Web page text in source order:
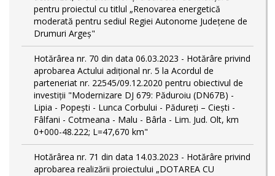
pentru proiectul cu titlul „Renovarea energetică
moderată pentru sediul Regiei Autonome Județene de
Drumuri Argeș"
Hotărârea nr. 70 din data 06.03.2023 - Hotărâre privind
aprobarea Actului adițional nr. 5 la Acordul de
parteneriat nr. 22545/09.12.2020 pentru obiectivul de
investiții "Modernizare DJ 679: Păduroiu (DN67B) -
Lipia - Popești - Lunca Corbului - Pădureți – Ciești -
Fâlfani - Cotmeana - Malu - Bârla - Lim. Jud. Olt, km
0+000-48.222; L=47,670 km"
Hotărârea nr. 71 din data 14.03.2023 - Hotărâre privind
aprobarea realizării proiectului „DOTAREA CU